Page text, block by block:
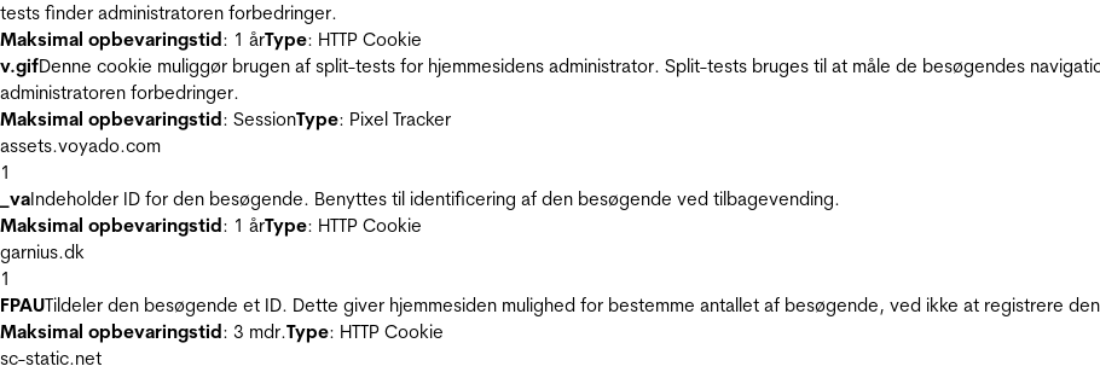
tests finder administratoren forbedringer.
Maksimal opbevaringstid: 1 årType: HTTP Cookie
v.gifDenne cookie muliggør brugen af split-tests for hjemmesidens administrator. Split-tests bruges til at måle de besøgendes
administratoren forbedringer.
Maksimal opbevaringstid: SessionType: Pixel Tracker
assets.voyado.com
1
_vaIndeholder ID for den besøgende. Benyttes til identificering af den besøgende ved tilbagevending.
Maksimal opbevaringstid: 1 årType: HTTP Cookie
garnius.dk
1
FPAUTildeler den besøgende et ID. Dette giver hjemmesiden mulighed for bestemme antallet af besøgende, ved ikke at registrere
Maksimal opbevaringstid: 3 mdr.Type: HTTP Cookie
sc-static.net